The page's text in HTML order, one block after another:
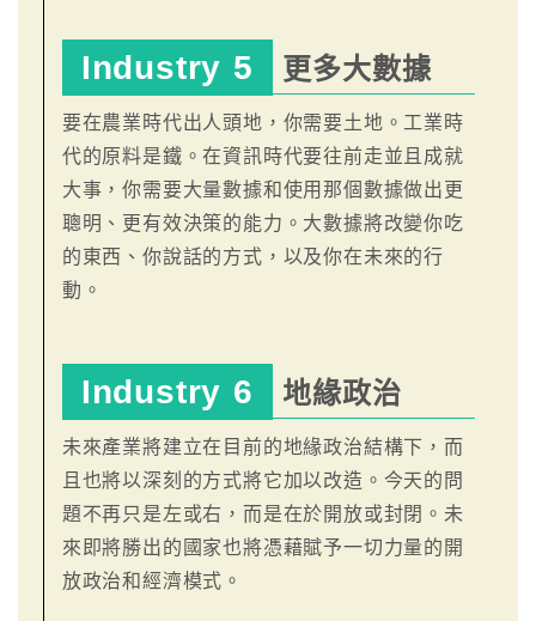
Industry 5 更多大數據
要在農業時代出人頭地，你需要土地。工業時
代的原料是鐵。在資訊時代要往前走並且成就
大事，你需要大量數據和使用那個數據做出更
聰明、更有效決策的能力。大數據將改變你吃
的東西、你說話的方式，以及你在未來的行
動。
Industry 6 地緣政治
未來產業將建立在目前的地緣政治結構下，而
且也將以深刻的方式將它加以改造。今天的問
題不再只是左或右，而是在於開放或封閉。未
來即將勝出的國家也將憑藉賦予一切力量的開
放政治和經濟模式。